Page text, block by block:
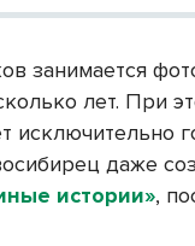
занимается
лет. При
исключительно
даже
истории»,